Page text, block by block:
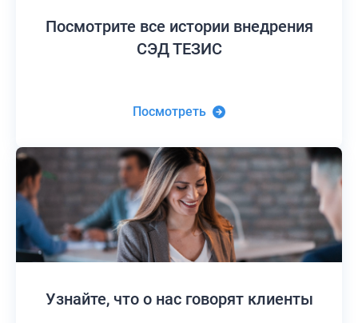
Посмотрите все историивнедрения
СЭД ТЕЗИС
Посмотреть
Узнайте,что о нас говорят клиенты